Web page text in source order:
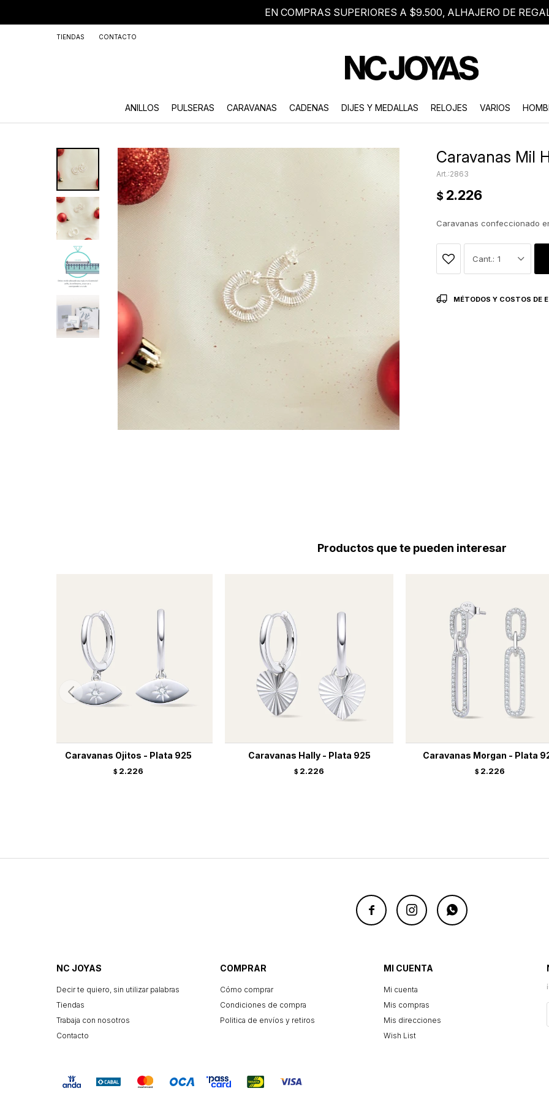
EN COMPRAS SUPERIORES A $9.500, ALHAJERO DE
ANILLOS PULSERAS CARAVANAS CADENAS DIJES Y MEDALLAS RELOJES VARIOS
TIENDAS CONTACTO
Caravanas Mil
2863
$ 2.226
Caravanas confeccionado
1
MÉTODOS Y COSTOS DE
Productos que te pueden interesar
Caravanas Ojitos - Plata 925
$ 2.226
Caravanas Hally - Plata 925
$ 2.226
Caravanas Morgan - Plata
$ 2.226
  
NC JOYAS
Decir te quiero, sin utilizar palabras
Tiendas
Trabaja con nosotros
Contacto
COMPRAR
Cómo comprar
Condiciones de compra
Politica de envíos y retiros
MI CUENTA
Mi cuenta
Mis compras
Mis direcciones
Wish List